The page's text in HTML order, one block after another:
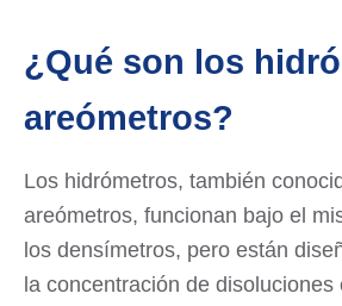
¿Qué son los
areómetros?
Los hidrómetros, también
areómetros, funcionan bajo el
los densímetros, pero están
la concentración de